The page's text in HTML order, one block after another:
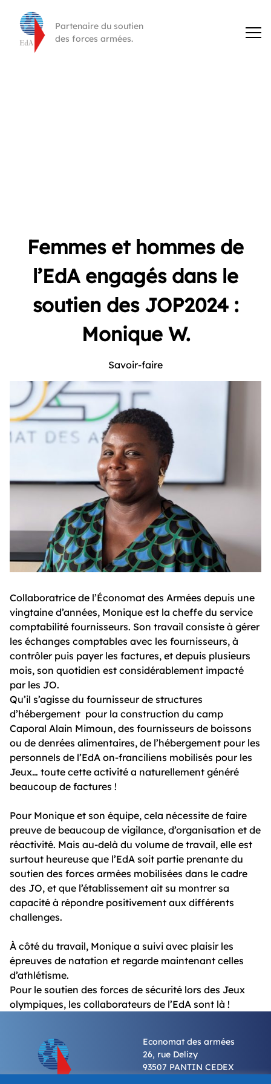
Partenaire du soutien
des forces armées.
Femmes et hommes de
l’EdA engagés dans le
soutien des JOP2024 :
Monique W.
Savoir-faire
Collaboratrice de l’Économat des Armées depuis une
vingtaine d’années, Monique est la cheffe du service
comptabilité fournisseurs. Son travail consiste à gérer
les échanges comptables avec les fournisseurs, à
contrôler puis payer les factures, et depuis plusieurs
mois, son quotidien est considérablement impacté
par les JO.
Qu’il s’agisse du fournisseur de structures
d’hébergement pour la construction du camp
Caporal Alain Mimoun, des fournisseurs de boissons
ou de denrées alimentaires, de l’hébergement pour les
personnels de l’EdA on-franciliens mobilisés pour les
Jeux… toute cette activité a naturellement généré
beaucoup de factures !
Pour Monique et son équipe, cela nécessite de faire
preuve de beaucoup de vigilance, d’organisation et de
réactivité. Mais au-delà du volume de travail, elle est
surtout heureuse que l’EdA soit partie prenante du
soutien des forces armées mobilisées dans le cadre
des JO, et que l’établissement ait su montrer sa
capacité à répondre positivement aux différents
challenges.
À côté du travail, Monique a suivi avec plaisir les
épreuves de natation et regarde maintenant celles
d’athlétisme.
Pour le soutien des forces de sécurité lors des Jeux
olympiques, les collaborateurs de l’EdA sont là !
Economat des armées
26, rue Delizy
93507 PANTIN CEDEX